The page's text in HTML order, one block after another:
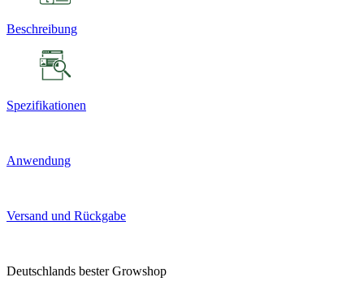
Beschreibung
Spezifikationen
Anwendung
Versand und Rückgabe
Deutschlands bester Growshop